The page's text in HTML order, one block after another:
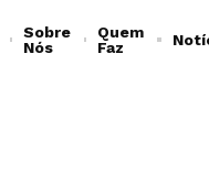
Sobre
Nós
Quem
Faz